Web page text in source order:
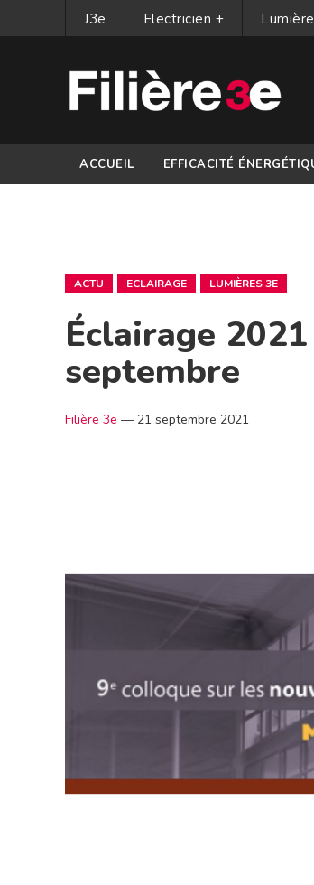
J3e Electricien +
ACCUEIL EFFICACITÉ
ACTU ECLAIRAGE LUMIÈRES 3E
Éclairage
septembre
Filière 3e — 21 septembre 2021